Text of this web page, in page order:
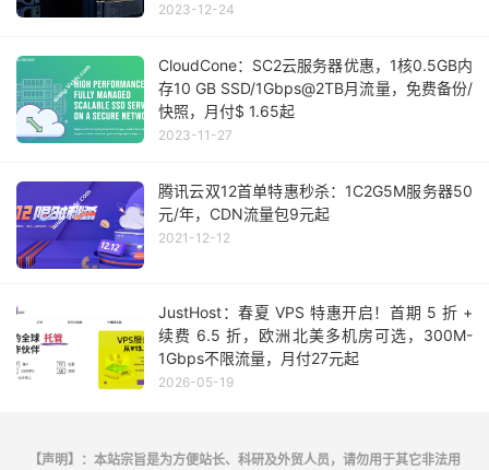
2023-12-24
CloudCone：SC2云服务器优惠，1核0.5GB内
存10 GB SSD/1Gbps@2TB月流量，免费备份/
快照，月付$ 1.65起
2023-11-27
腾讯云双12首单特惠秒杀：1C2G5M服务器50
元/年，CDN流量包9元起
2021-12-12
JustHost：春夏 VPS 特惠开启！首期 5 折 +
续费 6.5 折，欧洲北美多机房可选，300M-
1Gbps不限流量，月付27元起
2026-05-19
【声明】：本站宗旨是为方便站长、科研及外贸人员，请勿用于其它非法用